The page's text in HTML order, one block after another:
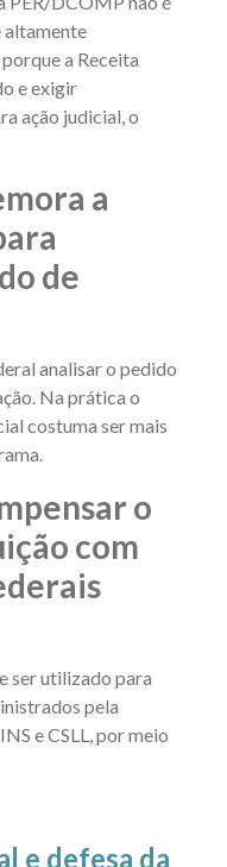
a Receita
e exigir
ação judicial, o
a
de
analisar o pedido
Na prática o
costuma ser mais
o
com
ser utilizado para
pela
e CSLL, por meio
e defesa da